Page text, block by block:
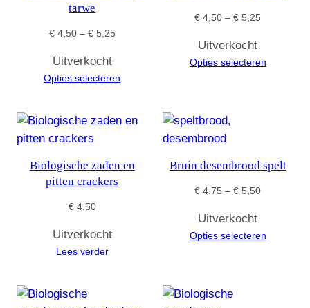
tarwe
€4,50 – €5,25Prijsklasse:
€ 5,25
Uitverkocht
Opties selecteren
€ 4,50 – € 5,25
€ 5,25
Uitverkocht
Opties selecteren
Biologische zaden en
pitten crackers
€4,50
Uitverkocht
Lees verder
Bruin desembrood spelt
€ 4,75 – € 5,50Prijsklasse:
€ 5,50
Uitverkocht
Opties selecteren